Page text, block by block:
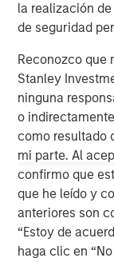
la realización
de seguridad
Reconozco que
Stanley
ninguna
o
como resultado
mi parte. Al
confirmo que
que he leído y
anteriores son
“Estoy de
haga clic en
and rigour
relevant and
05-AGO-2026